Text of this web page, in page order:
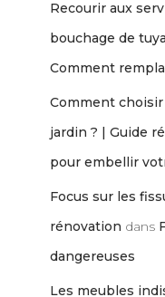
Recourir aux
bouchage de
Comment
Comment
jardin ? | Guide
pour embellir
Focus sur les
rénovation dans
dangereuses
Les meubles